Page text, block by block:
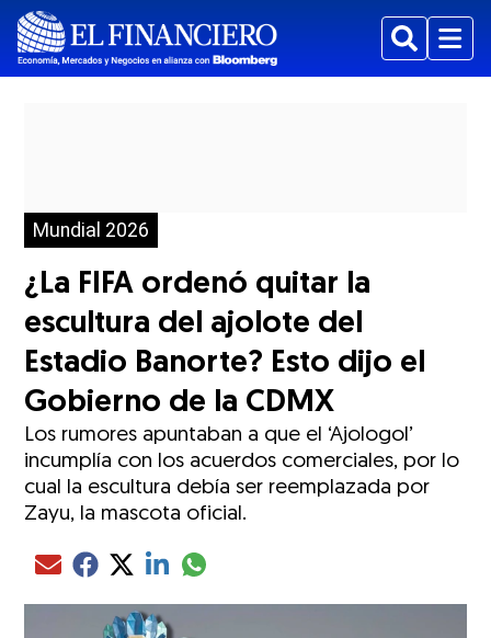
BuscarMenu
Mundial 2026
¿La FIFA ordenó quitar la
escultura del ajolote del
Estadio Banorte? Esto dijo el
Gobierno de la CDMX
Los rumores apuntaban a que el ‘Ajologol’
incumplía con los acuerdos comerciales, por lo
cual la escultura debía ser reemplazada por
Zayu, la mascota oficial.
Compartir el artículo actual mediante Email
Compartir el artículo actual mediante Facebook
Compartir el artículo actual mediante Twitter
Compartir el artículo actual mediante LinkedIn
Compartir el artículo actual mediante